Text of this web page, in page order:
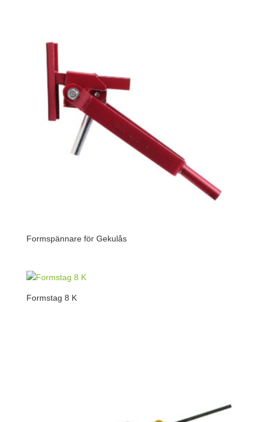
Formspännare för Gekulås
Formstag 8 K